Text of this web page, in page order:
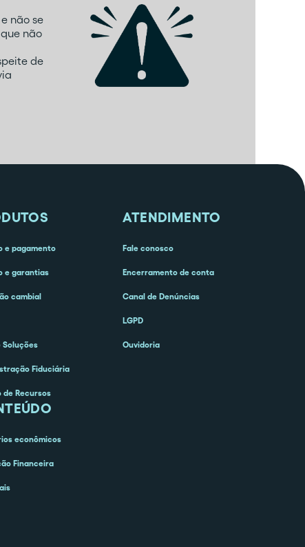
não se
não
de
e pagamento
e garantias
cambial
Soluções
Fiduciária
de Recursos
econômicos
Financeira
ATENDIMENTO
Fale conosco
Encerramento de conta
Canal de Denúncias
LGPD
Ouvidoria